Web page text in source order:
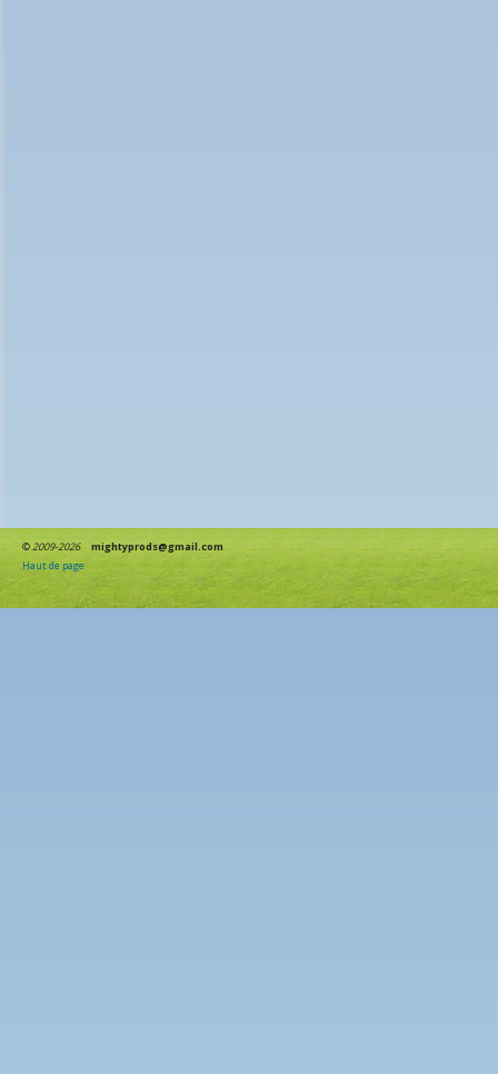
©2009-2026
mightyprods@gmail.com
Haut de page